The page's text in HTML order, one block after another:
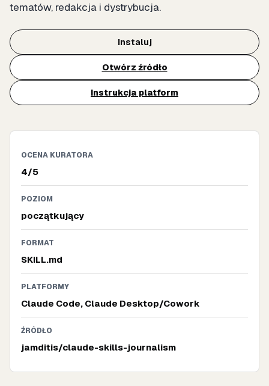
tematów, redakcja i dystrybucja.
Instaluj
Otwórz źródło
Instrukcja platform
OCENA KURATORA
4/5
POZIOM
początkujący
FORMAT
SKILL.md
PLATFORMY
Claude Code, Claude Desktop/Cowork
ŹRÓDŁO
jamditis/claude-skills-journalism